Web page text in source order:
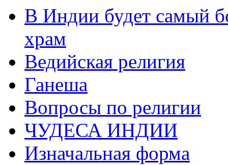
В Индии будет самый
храм
Ведийская религия
Ганеша
Вопросы по религии
ЧУДЕСА ИНДИИ
Изначальная форма